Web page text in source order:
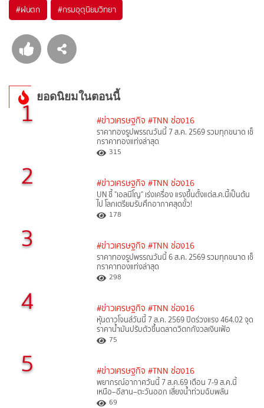
#ฝนตก #กรมอุตุนิยมวิทยา
ยอดนิยมในตอนนี้
1 #ข่าวเศรษฐกิจ #TNN ช่อง16
ราคาทองรูปพรรณวันนี้ 7 ส.ค. 2569 รวมทุกขนาด เช็
กราคาทองแท่งล่าสุด
315
2 #ข่าวเศรษฐกิจ #TNN ช่อง16
UN ชี้ "เอลนีโญ" เร่งเครื่อง แรงขึ้นตั้งแต่ส.ค.นี้เป็นต้น
ไป โลกเตรียมรับศึกอากาศสุดขั้ว!
178
3 #ข่าวเศรษฐกิจ #TNN ช่อง16
ราคาทองรูปพรรณวันนี้ 6 ส.ค. 2569 รวมทุกขนาด เช็
กราคาทองแท่งล่าสุด
298
4 #ข่าวเศรษฐกิจ #TNN ช่อง16
หุ้นดาวโจนส์วันนี้ 7 ส.ค. 2569 ปิดร่วงแรง 464.02 จุด
ราคาน้ำมันปรับตัวขึ้นตลาดวิตกกังวลเงินเฟ้อ
75
5 #ข่าวเศรษฐกิจ #TNN ช่อง16
พยากรณ์อากาศวันนี้ 7 ส.ค.69 เตือน 7-9 ส.ค.นี้
เหนือ–อีสาน–ตะวันออก เสี่ยงน้ำท่วมฉับพลัน
69